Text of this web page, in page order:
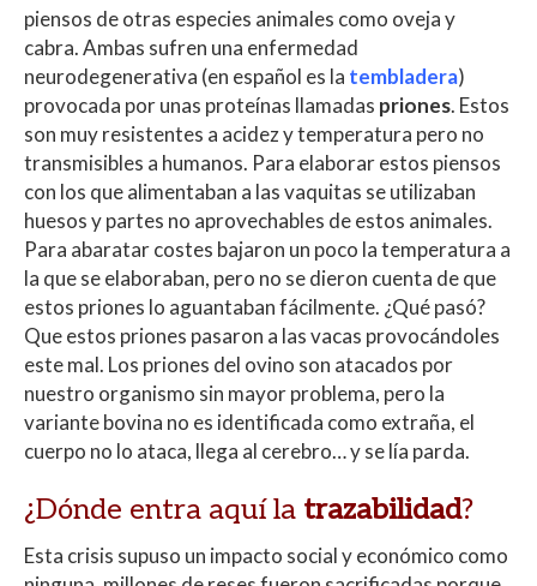
piensos de otras especies animales como oveja y
cabra. Ambas sufren una enfermedad
neurodegenerativa (en español es la tembladera)
provocada por unas proteínas llamadas priones. Estos
son muy resistentes a acidez y temperatura pero no
transmisibles a humanos. Para elaborar estos piensos
con los que alimentaban a las vaquitas se utilizaban
huesos y partes no aprovechables de estos animales.
Para abaratar costes bajaron un poco la temperatura a
la que se elaboraban, pero no se dieron cuenta de que
estos priones lo aguantaban fácilmente. ¿Qué pasó?
Que estos priones pasaron a las vacas provocándoles
este mal. Los priones del ovino son atacados por
nuestro organismo sin mayor problema, pero la
variante bovina no es identificada como extraña, el
cuerpo no lo ataca, llega al cerebro… y se lía parda.
¿Dónde entra aquí la trazabilidad?
Esta crisis supuso un impacto social y económico como